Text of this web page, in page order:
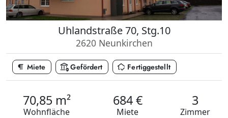
Uhlandstraße 70, Stg.10
2620 Neunkirchen
format_paragraph Miete assured_workloadGefördert in_home_mode Fertiggestellt
70,85 m²
Wohnfläche
684 €
Miete
3
Zimmer